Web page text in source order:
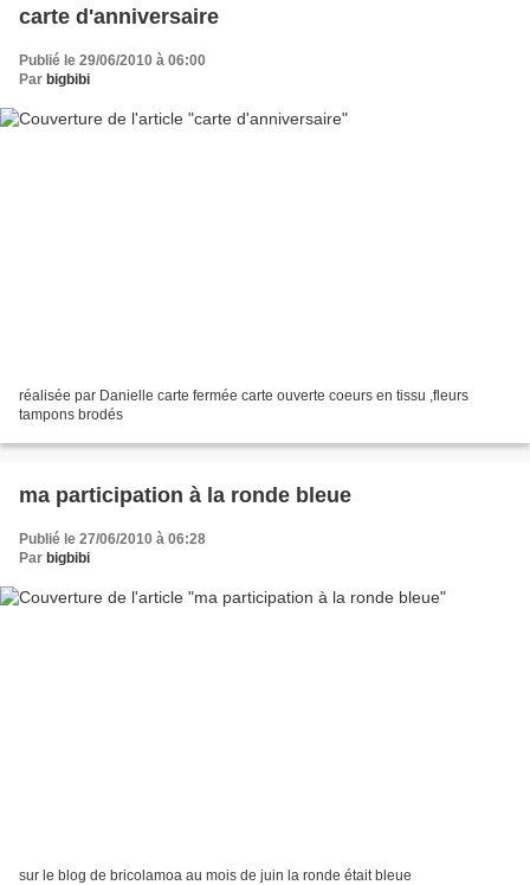
carte d'anniversaire
Publié le 29/06/2010 à 06:00
Par bigbibi
réalisée par Danielle carte fermée carte ouverte coeurs en tissu ,fleurs
tampons brodés
ma participation à la ronde bleue
Publié le 27/06/2010 à 06:28
Par bigbibi
sur le blog de bricolamoa au mois de juin la ronde était bleue